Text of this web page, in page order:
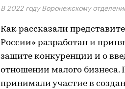
В 2022 году Воронежскому
Как рассказали
России» разработан и
защите конкуренции и о
отношении малого
принимали участие в